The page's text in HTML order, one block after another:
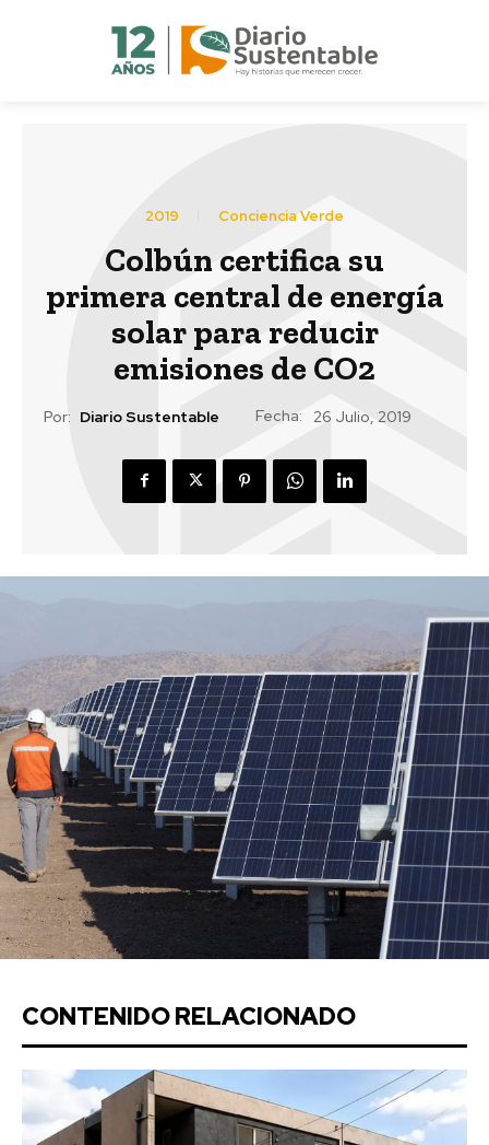
2019 Conciencia Verde
Colbún certifica su
primera central de energía
solar para reducir
emisiones de CO2
Por: Diario Sustentable Fecha: 26 Julio, 2019
CONTENIDO RELACIONADO